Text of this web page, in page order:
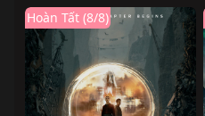
Hoàn Tất (8/8)